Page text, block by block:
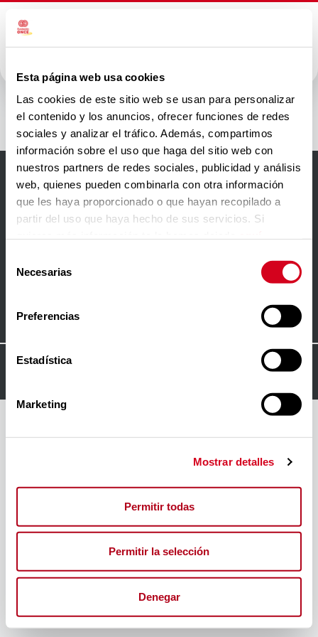
Esta página web usa cookies
Las cookies de este sitio web se usan para personalizar
el contenido y los anuncios, ofrecer funciones de redes
sociales y analizar el tráfico. Además, compartimos
información sobre el uso que haga del sitio web con
nuestros partners de redes sociales, publicidad y análisis
web, quienes pueden combinarla con otra información
que les haya proporcionado o que hayan recopilado a
partir del uso que haya hecho de sus servicios. Si
Necesarias
Preferencias
Estadística
Marketing
Mostrar detalles
Permitir todas
Permitir la selección
Denegar
Alsa
Aviso Legal
Política de cookies
© 2024FORO INSERTA RESPONSABLE